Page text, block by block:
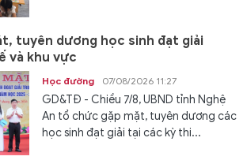
tuyên dương học sinh đạt giải
và khu vực
Học đường 07/08/2026 11:27
GD&TĐ - Chiều 7/8, UBND tỉnh Nghệ
An tổ chức gặp mặt, tuyên dương các
học sinh đạt giải tại các kỳ thi...